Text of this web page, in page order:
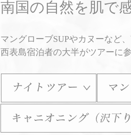
南国の自然を肌で
マングローブSUPやカヌーなど
西表島宿泊者の大半がツアーに